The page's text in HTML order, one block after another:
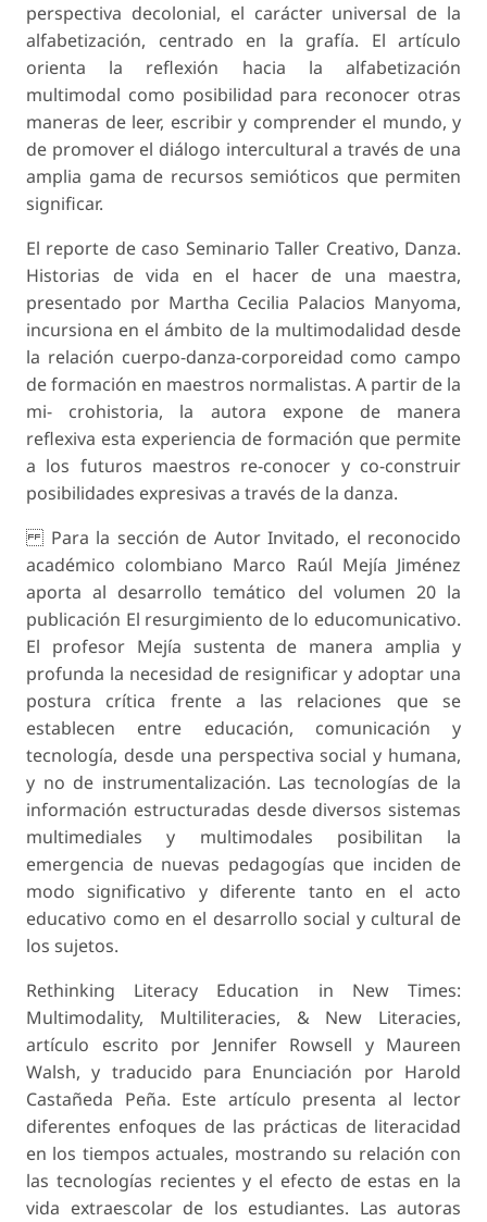
perspectiva decolonial, el carácter universal de la
alfabetización, centrado en la grafía. El artículo
orienta la reflexión hacia la alfabetización
multimodal como posibilidad para reconocer otras
maneras de leer, escribir y comprender el mundo, y
de promover el diálogo intercultural a través de una
amplia gama de recursos semióticos que permiten
significar.
El reporte de caso Seminario Taller Creativo, Danza.
Historias de vida en el hacer de una maestra,
presentado por Martha Cecilia Palacios Manyoma,
incursiona en el ámbito de la multimodalidad desde
la relación cuerpo-danza-corporeidad como campo
de formación en maestros normalistas. A partir de la
mi- crohistoria, la autora expone de manera
reflexiva esta experiencia de formación que permite
a los futuros maestros re-conocer y co-construir
posibilidades expresivas a través de la danza.
Para la sección de Autor Invitado, el reconocido
académico colombiano Marco Raúl Mejía Jiménez
aporta al desarrollo temático del volumen 20 la
publicación El resurgimiento de lo educomunicativo.
El profesor Mejía sustenta de manera amplia y
profunda la necesidad de resignificar y adoptar una
postura crítica frente a las relaciones que se
establecen entre educación, comunicación y
tecnología, desde una perspectiva social y humana,
y no de instrumentalización. Las tecnologías de la
información estructuradas desde diversos sistemas
multimediales y multimodales posibilitan la
emergencia de nuevas pedagogías que inciden de
modo significativo y diferente tanto en el acto
educativo como en el desarrollo social y cultural de
los sujetos.
Rethinking Literacy Education in New Times:
Multimodality, Multiliteracies, & New Literacies,
artículo escrito por Jennifer Rowsell y Maureen
Walsh, y traducido para Enunciación por Harold
Castañeda Peña. Este artículo presenta al lector
diferentes enfoques de las prácticas de literacidad
en los tiempos actuales, mostrando su relación con
las tecnologías recientes y el efecto de estas en la
vida extraescolar de los estudiantes. Las autoras